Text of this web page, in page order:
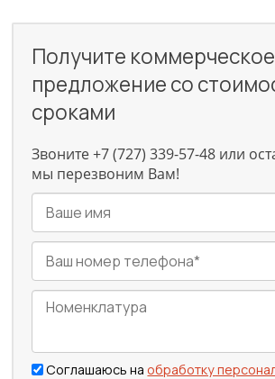
Получите коммерческое
предложение со
сроками
Звоните +7 (727) 339-57-48 или
мы перезвоним Вам!
Соглашаюсь наобработку